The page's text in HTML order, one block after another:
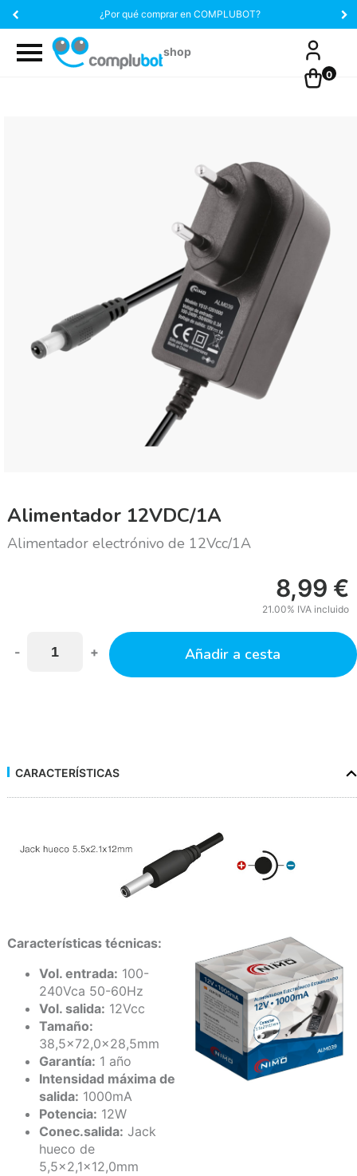
¿Por qué comprar en COMPLUBOT?
0
Alimentador 12VDC/1A
Alimentador electrónivo de 12Vcc/1A
8,99 €
21.00% IVA incluido
- + Añadir a cesta
CARACTERÍSTICAS
Características técnicas:
Vol. entrada: 100-
240Vca 50-60Hz
Vol. salida: 12Vcc
Tamaño:
38,5x72,0x28,5mm
Garantía: 1 año
Intensidad máxima de
salida: 1000mA
Potencia: 12W
Conec.salida: Jack
hueco de
5,5x2,1x12,0mm